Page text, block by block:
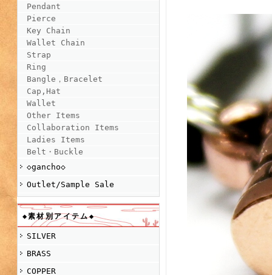
Pendant
Pierce
Key Chain
Wallet Chain
Strap
Ring
Bangle，Bracelet
Cap,Hat
Wallet
Other Items
Collaboration Items
Ladies Items
Belt・Buckle
◇gancho◇
Outlet/Sample Sale
◆素材別アイテム◆
SILVER
BRASS
COPPER